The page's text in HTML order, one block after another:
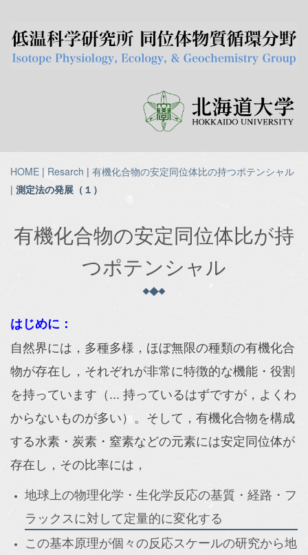
HOME | Resarch | 有機化合物の安定同位体比の持つポテンシャル
| 測定法の発展（１）
有機化合物の安定同位体比が持
つポテンシャル
はじめに：
自然界には，多種多様，ほぼ無限の種類の有機化合
物が存在し，それぞれが非常に特徴的な機能・役割
を持っています（... 持っているはずですが，よくわ
からないものが多い）。そして，有機化合物を構成
する水素・炭素・窒素などの元素には安定同位体が
存在し，その比率には，
地球上の物理化学・生化学反応の基質・経路・フ
ラックスに対して定量的に変化する
この基本原理が個々の反応スケールの研究から地